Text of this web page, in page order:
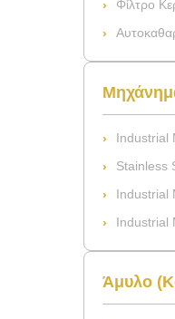
Φίλτρο
Industrial
Stainless
Industrial
Industrial
Άμυλο